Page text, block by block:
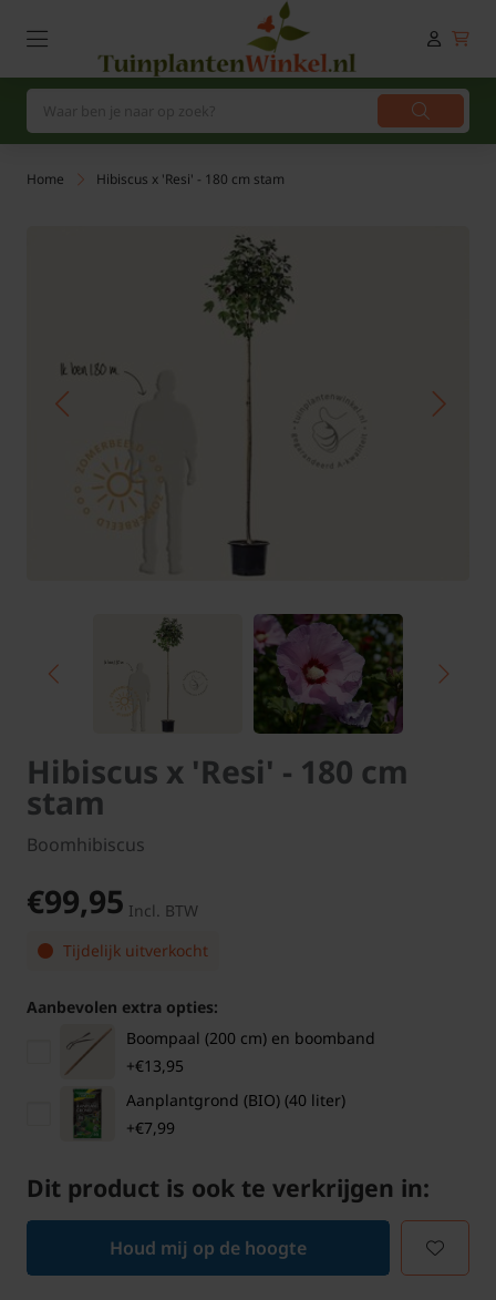
Home Hibiscus x 'Resi' - 180 cm stam
Hibiscus x 'Resi' - 180 cm
stam
Boomhibiscus
€99,95 Incl. BTW
Tijdelijk uitverkocht
Aanbevolen extra opties:
Boompaal (200 cm) en boomband
+€13,95
Aanplantgrond (BIO) (40 liter)
+€7,99
Dit product is ook te verkrijgen in:
Houd mij op de hoogte